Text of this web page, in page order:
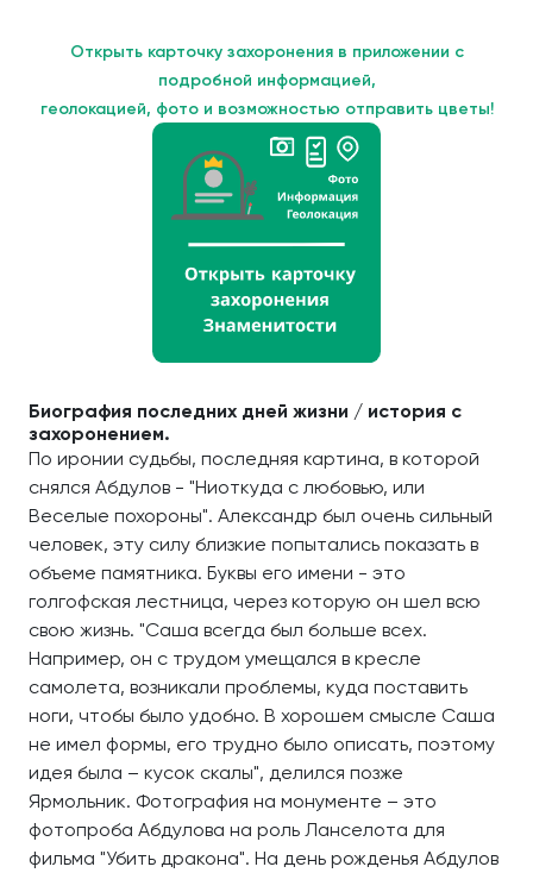
Открыть карточку захоронения в приложении с
подробной информацией,
геолокацией, фото и возможностью отправить цветы!
Биография последних дней жизни / история с
захоронением.
По иронии судьбы, последняя картина, в которой
снялся Абдулов - "Ниоткуда с любовью, или
Веселые похороны". Александр был очень сильный
человек, эту силу близкие попытались показать в
объеме памятника. Буквы его имени - это
голгофская лестница, через которую он шел всю
свою жизнь. "Саша всегда был больше всех.
Например, он с трудом умещался в кресле
самолета, возникали проблемы, куда поставить
ноги, чтобы было удобно. В хорошем смысле Саша
не имел формы, его трудно было описать, поэтому
идея была – кусок скалы", делился позже
Ярмольник. Фотография на монументе – это
фотопроба Абдулова на роль Ланселота для
фильма "Убить дракона". На день рожденья Абдулов